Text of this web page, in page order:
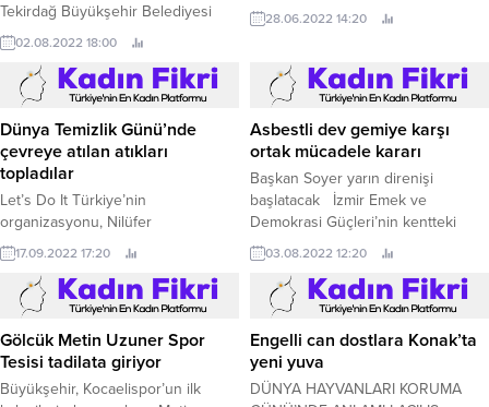
Tekirdağ Büyükşehir Belediyesi
tarafından 2 Ağustos 2022 Salı
günü saat 11.
02.08.2022 18:00
çalışmalarına devam eden Aydın Su
kanalizasyonu için ikinci etap
çalışmalarına başladı.
Dünya Temizlik Günü’nde
çevreye atılan atıkları
topladılar
Let’s Do It Türkiye’nin
organizasyonu, Nilüfer
Belediyesi’nin de destekleriyle 17
Eylül Dünya Temizlik Günü’nde,
çevre gönüllüleri, Fethiye
Mahallesi ve Fadıllı Mahallesi’ndeki
göl kıyısında duyarsız kişilerce
çevreye atılan atıkları topladı.
17.09.2022 17:20
Asbestli dev gemiye karşı
ortak mücadele kararı
Başkan Soyer yarın direnişi
başlatacak İzmir Emek ve
Demokrasi Güçleri’nin kentteki
çevre odaklı sivil toplum
kuruluşlarıyla bir araya geldiği
toplantıdan asbestli dev savaş
gemisinin Aliağa’da planlanan
sökümüne karşı ortak mücadele
kararı çıktı.
03.08.2022 12:20
Gölcük Metin Uzuner Spor
Tesisi tadilata giriyor
Büyükşehir, Kocaelispor’un ilk
Engelli can dostlara Konak’ta
yeni yuva
DÜNYA HAYVANLARI KORUMA